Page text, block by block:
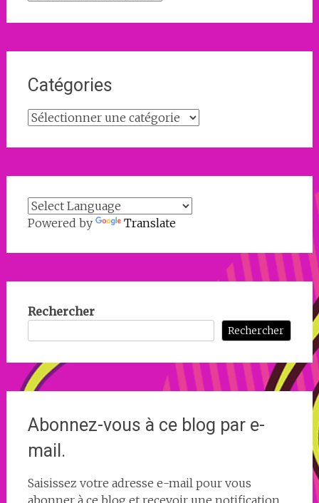
Catégories
Catégories
Powered by Translate
Rechercher
Rechercher
Abonnez-vous à ce blog par e-
mail.
Saisissez votre adresse e-mail pour vous